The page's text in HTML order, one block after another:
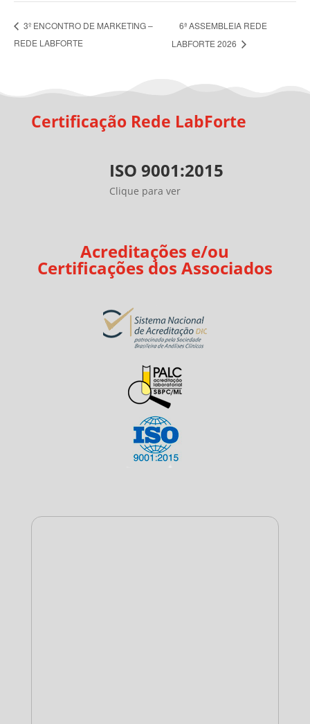
3º ENCONTRO DE MARKETING –
REDE LABFORTE
6ª ASSEMBLEIA REDE
LABFORTE 2026
Certificação Rede LabForte
ISO 9001:2015
Clique para ver
Acreditações e/ou
Certificações dos Associados